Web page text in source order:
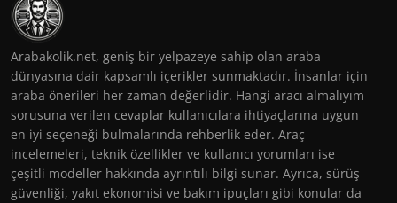
Arabakolik.net, geniş bir yelpazeye sahip olan araba
dünyasına dair kapsamlı içerikler sunmaktadır. İnsanlar için
araba önerileri her zaman değerlidir. Hangi aracı almalıyım
sorusuna verilen cevaplar kullanıcılara ihtiyaçlarına uygun
en iyi seçeneği bulmalarında rehberlik eder. Araç
incelemeleri, teknik özellikler ve kullanıcı yorumları ise
çeşitli modeller hakkında ayrıntılı bilgi sunar. Ayrıca, sürüş
güvenliği, yakıt ekonomisi ve bakım ipuçları gibi konular da